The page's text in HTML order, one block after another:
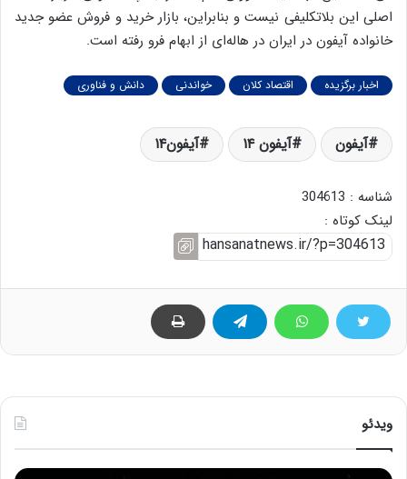
اصلی این بلاتکلیفی نیست و بنابراین، بازار خرید و فروش عضو جدید
خانواده آیفون در ایران در ‌هاله‌ای از ابهام فرو رفته است.
اخبار برگزیده اقتصاد کلان خواندنی دانش و فناوری
آیفون آیفون ۱۴ آیفون۱۴
شناسه : 304613
لینک کوتاه :
ویدئو